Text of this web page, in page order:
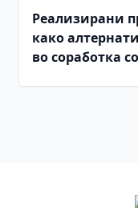
Реализирани
како
во соработка